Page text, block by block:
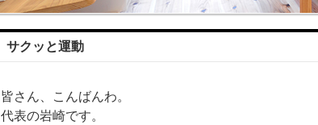
サクッと運動
皆さん、こんばんわ。
代表の岩崎です。